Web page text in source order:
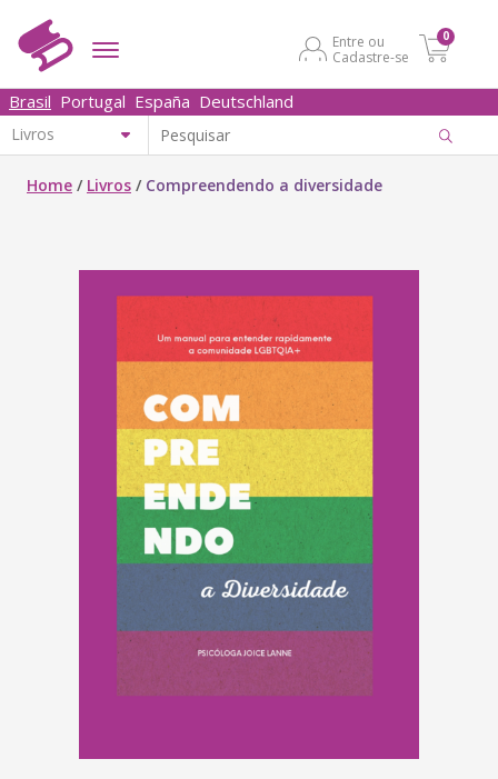
Entre ou
Cadastre-se
0
Brasil Portugal España Deutschland
Home / Livros / Compreendendo a diversidade